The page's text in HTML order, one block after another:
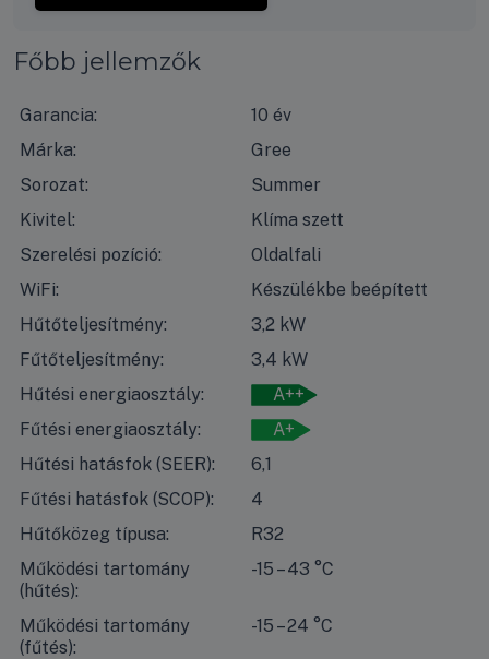
Főbb jellemzők
Garancia:
10 év
Márka:
Gree
Sorozat:
Summer
Kivitel:
Klíma szett
Szerelési pozíció:
Oldalfali
WiFi:
Készülékbe beépített
Hűtőteljesítmény:
3,2 kW
Fűtőteljesítmény:
3,4 kW
Hűtési energiaosztály:
A++
Fűtési energiaosztály:
A+
Hűtési hatásfok (SEER):
6,1
Fűtési hatásfok (SCOP):
4
Hűtőközeg típusa:
R32
Működési tartomány
(hűtés):
-15 – 43 °C
Működési tartomány
(fűtés):
-15 – 24 °C